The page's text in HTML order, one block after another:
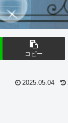
コピー
2025.05.04